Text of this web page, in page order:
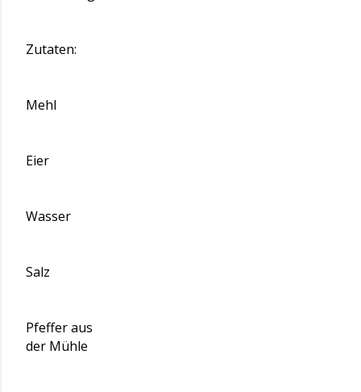
Zutaten:
Mehl
Eier
Wasser
Salz
Pfeffer aus
der Mühle